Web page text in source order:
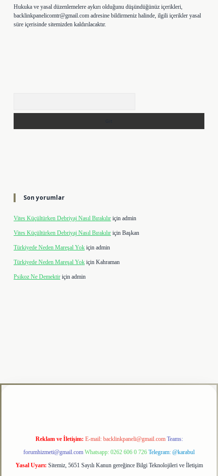
Hukuka ve yasal düzenlemelere aykırı olduğunu düşündüğünüz içerikleri,
backlinkpanelicomtr@gmail.com adresine bildirmeniz halinde, ilgili içerikler yasal
süre içerisinde sitemizden kaldırılacaktır.
Son yorumlar
Vites Küçültürken Debriyaj Nasıl Bırakılır için admin
Vites Küçültürken Debriyaj Nasıl Bırakılır için Başkan
Türkiyede Neden Mareşal Yok için admin
Türkiyede Neden Mareşal Yok için Kahraman
Psikoz Ne Demektir için admin
Reklam ve İletişim: E-mail: backlinkpaneli@gmail.com Teams:
forumhizmeti@gmail.com Whatsapp: 0262 606 0 726 Telegram: @karabul
Yasal Uyarı: Sitemiz, 5651 Sayılı Kanun gereğince Bilgi Teknolojileri ve İletişim